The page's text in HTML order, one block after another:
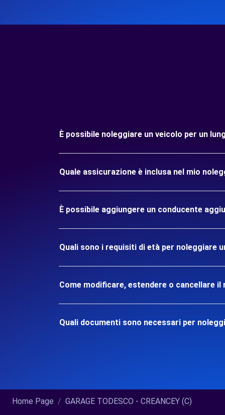
È possibile noleggiare un veicolo per un
Quale assicurazione è inclusa nel mio
È possibile aggiungere un conducente
Quali sono i requisiti di età per noleggiare
Come modificare, estendere o cancellare il
Quali documenti sono necessari per
Home Page GARAGE TODESCO - CREANCEY (C)